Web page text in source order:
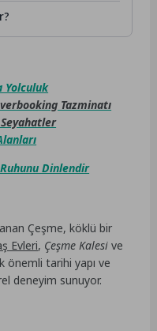
Yolculuk
Tazminatı
Dinlendir
Çeşme, köklü bir
Evleri, Çeşme Kalesi ve
önemli tarihi yapı ve
deneyim sunuyor.